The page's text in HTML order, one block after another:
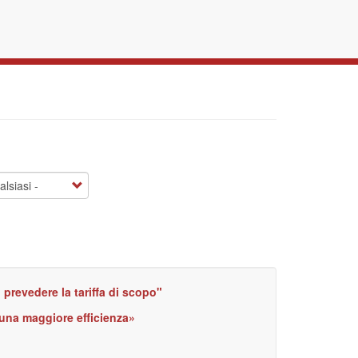
la tariffa di scopo"
maggiore efficienza»